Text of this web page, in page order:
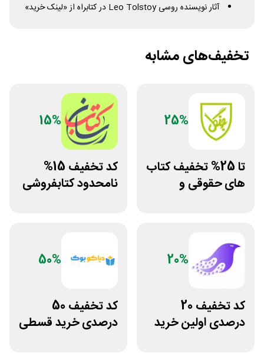
آثار نویسنده روسی
Leo Tolstoy در کتابراه از «لینک خرید»
تخفیف‌های مشابه
25%
تا 25% تخفیف کتاب
های حقوقی و
15%
کد تخفیف 15%
نامحدود کتابفروشی
20%
کد تخفیف 20
درصدی اولین خرید
50%
کد تخفیف 50
درصدی خرید قسطی